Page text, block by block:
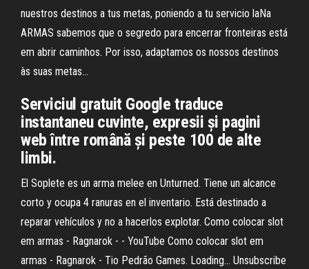
nuestros destinos a tus metas, poniendo a tu servicio laNa
ARMAS sabemos que o segredo para encerrar fronteiras está
em abrir caminhos. Por isso, adaptamos os nossos destinos
às suas metas...
Serviciul gratuit Google traduce
instantaneu cuvinte, expresii și pagini
web între română și peste 100 de alte
limbi.
El Soplete es un arma melee en Unturned. Tiene un alcance
corto y ocupa 4 ranuras en el inventario. Está destinado a
reparar vehículos y no a hacerlos explotar. Como colocar slot
em armas - Ragnarok - - YouTube Como colocar slot em
armas - Ragnarok - Tio Pedrão Games. Loading... Unsubscribe